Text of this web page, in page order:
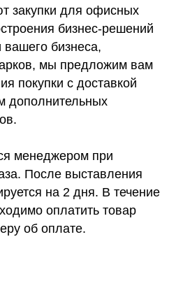
закупки для офисных
бизнес-решений
бизнеса,
мы предложим вам
покупки с доставкой
дополнительных
менеджером при
После выставления
на 2 дня. В течение
оплатить товар
об оплате.